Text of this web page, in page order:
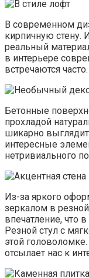
В современном
кирпичную стену.
реальный
в интерьере
встречаются часто.
Бетонные
прохладой
шикарно
интересные
нетривиального
Из-за яркого
зеркалом в
впечатление, что
Резной стул с
этой
отсылает нас к